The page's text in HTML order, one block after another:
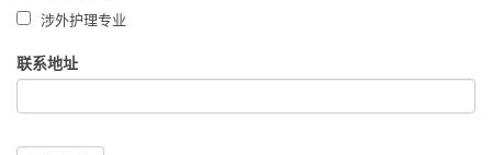
涉外护理专业
联系地址